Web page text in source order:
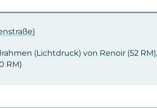
(Lichtdruck) von Renoir (52
RM)